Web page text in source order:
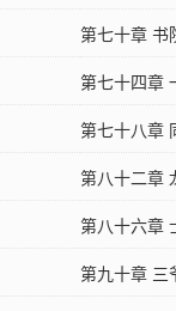
第七十章 书
第七十四章
第七十八章
第八十二章
第八十六章
第九十章 三